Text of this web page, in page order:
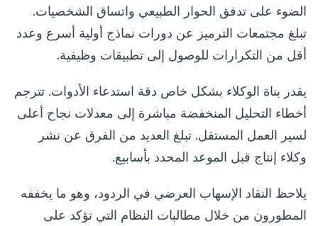
الضوء على تدفق الحوار الطبيعي واتساق الشخصيات.
تبلغ مجتمعات الترميز عن دورات نماذج أولية أسرع وعدد
أقل من التكرارات للوصول إلى تطبيقات وظيفية.
يقدر بناة الوكلاء بشكل خاص دقة استدعاء الأدوات. تترجم
أخطاء التحليل المنخفضة مباشرة إلى معدلات نجاح أعلى
لسير العمل المستقل. تبلغ العديد من الفرق عن نشر
وكلاء إنتاج قبل الموعد المحدد بأسابيع.
يلاحظ النقاد الإسهاب العرضي في الردود، وهو ما يخففه
المطورون من خلال مطالبات النظام التي تؤكد على